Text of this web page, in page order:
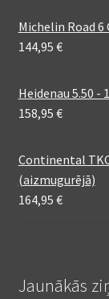
Michelin Road 6
144,95 €
Heidenau 5.50 -
158,95 €
Continental TKC
(aizmugurējā)
164,95 €
Jaunākās